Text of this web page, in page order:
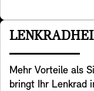
beim Fahrer. Die
unterliegt den
Mehr Vorteile als
bringt Ihr Lenkrad